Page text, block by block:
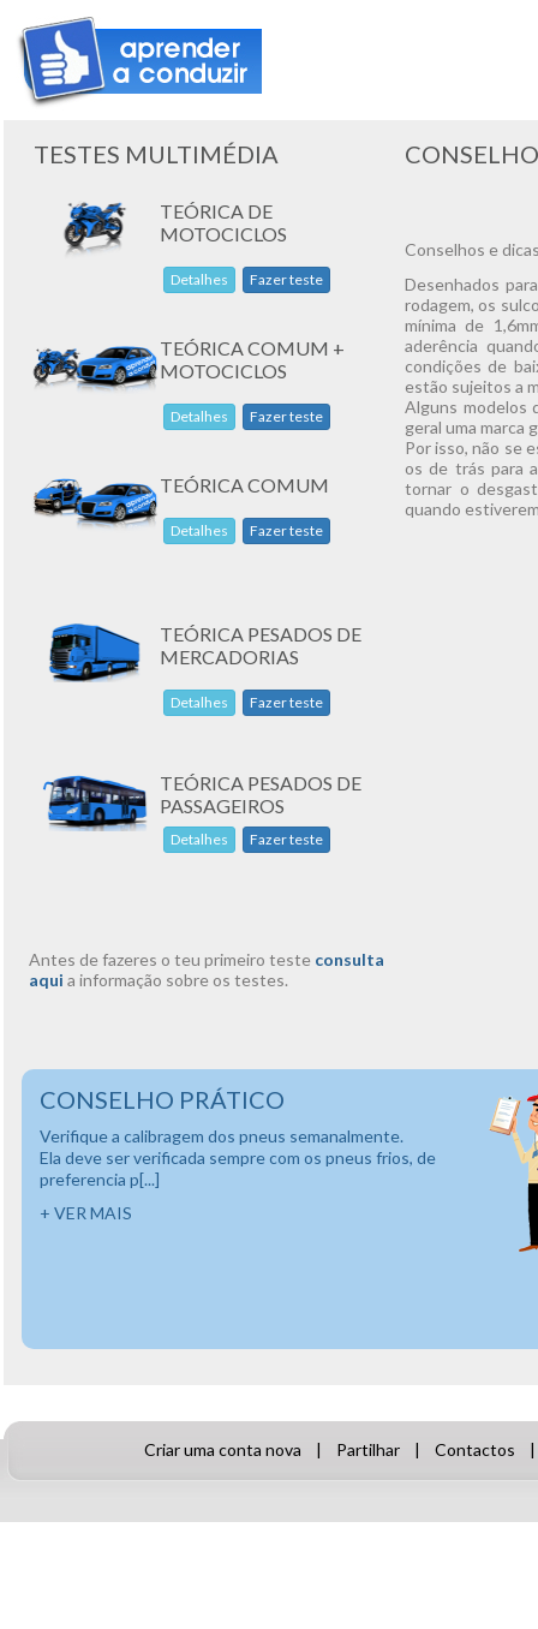
TESTES MULTIMÉDIA
TEÓRICA DE
MOTOCICLOS
Detalhes Fazer teste
TEÓRICA COMUM +
MOTOCICLOS
Detalhes Fazer teste
TEÓRICA COMUM
Detalhes Fazer teste
TEÓRICA PESADOS DE
MERCADORIAS
Detalhes Fazer teste
TEÓRICA PESADOS DE
PASSAGEIROS
Detalhes Fazer teste
Antes de fazeres o teu primeiro teste consulta
aqui a informação sobre os testes.
Conselhos e
Desenhados
rodagem, os
mínima de
aderência
condições de
estão sujeitos a
Alguns modelos
geral uma marca
Por isso, não se
os de trás para
tornar o
quando
CONSELHO PRÁTICO
Verifique a calibragem dos pneus semanalmente.
Ela deve ser verificada sempre com os pneus frios, de
preferencia p[...]
+ VER MAIS
Criar uma conta nova | Partilhar | Contactos |